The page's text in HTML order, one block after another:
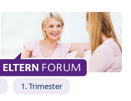
1. Trimester